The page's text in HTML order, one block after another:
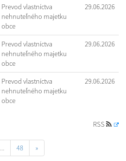
Prevod vlastníctva
nehnuteľného majetku
obce
29.06.2026
Prevod vlastníctva
nehnuteľného majetku
obce
29.06.2026
Prevod vlastníctva
nehnuteľného majetku
obce
29.06.2026
RSS
... 48 »